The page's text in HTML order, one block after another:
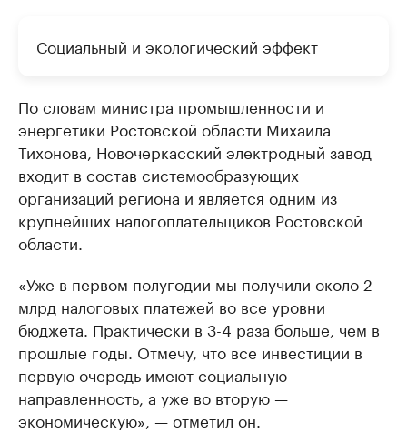
Социальный и экологический эффект
По словам министра промышленности и
энергетики Ростовской области Михаила
Тихонова, Новочеркасский электродный завод
входит в состав системообразующих
организаций региона и является одним из
крупнейших налогоплательщиков Ростовской
области.
«Уже в первом полугодии мы получили около 2
млрд налоговых платежей во все уровни
бюджета. Практически в 3-4 раза больше, чем в
прошлые годы. Отмечу, что все инвестиции в
первую очередь имеют социальную
направленность, а уже во вторую —
экономическую», — отметил он.